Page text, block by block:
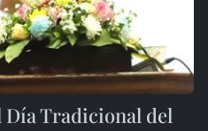
Día Tradicional del